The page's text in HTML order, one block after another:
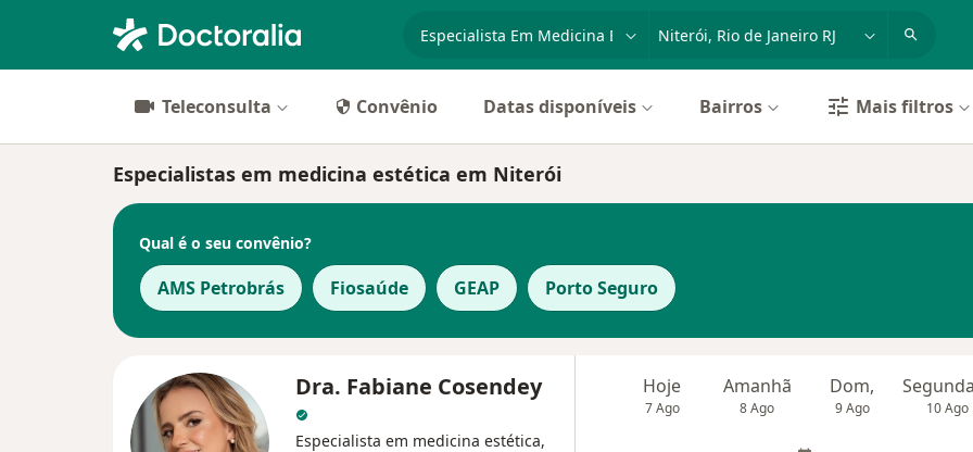
cidade ou região
Teleconsulta Convênio Datas disponíveis Bairros Mais filtros
Especialistas em medicina estética em Niterói
Qual é o seu convênio?
AMS Petrobrás Fiosaúde GEAP Porto Seguro
Dra. Fabiane Cosendey
Especialista em medicina estética,
Hoje
7 Ago
Amanhã
8 Ago
Dom,
9 Ago 10 Ago